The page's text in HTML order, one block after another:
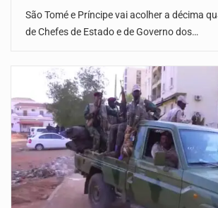
São Tomé e Príncipe vai acolher a décima
de Chefes de Estado e de Governo dos…